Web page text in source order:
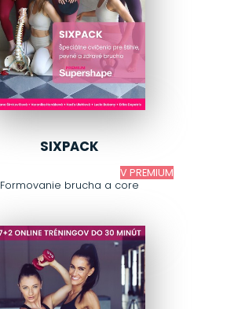
SIXPACK
Formovanie brucha a core
V PREMIUM